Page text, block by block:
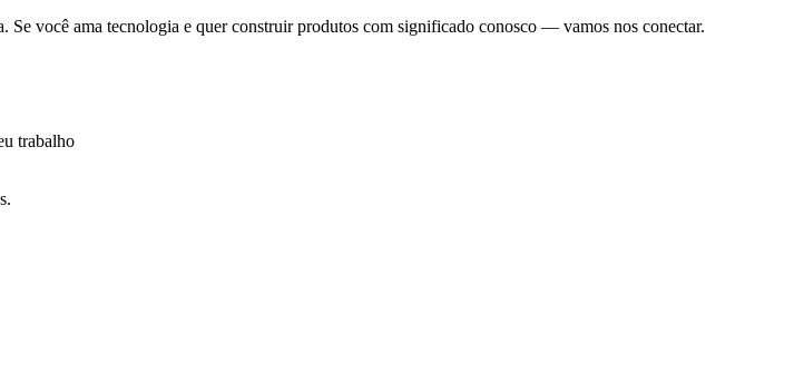
Se você ama tecnologia e quer construir produtos com significado conosco — vamos nos conectar.
trabalho